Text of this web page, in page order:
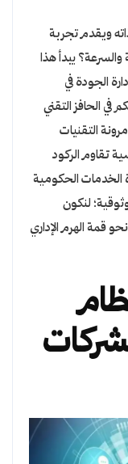
ويقدم تجربة
يبدأ هذا
الجودة في
في الحافز التقني
التقنيات
تقاوم الركود
الخدمات الحكومية
لنكون
قمة الهرم الإداري